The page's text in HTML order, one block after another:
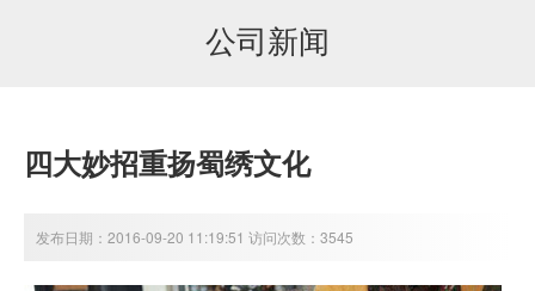
公司新闻
四大妙招重扬蜀绣文化
发布日期：2016-09-20 11:19:51 访问次数：3545